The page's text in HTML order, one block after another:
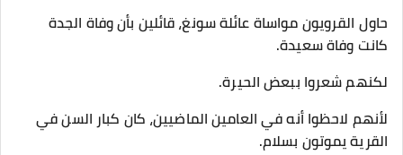
حاول القرويون مواساة عائلة سونغ، قائلين بأن وفاة الجدة
كانت وفاة سعيدة.
لكنهم شعروا ببعض الحيرة.
لأنهم لاحظوا أنه في العامين الماضيين، كان كبار السن في
القرية يموتون بسلام.